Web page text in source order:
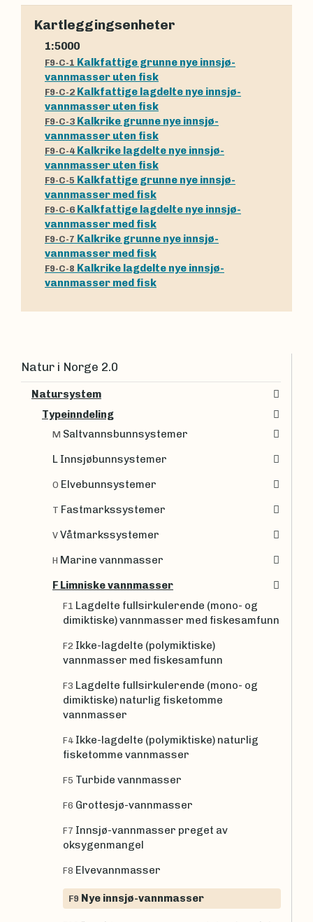
Kartleggingsenheter
1:5000
F9-C-1 Kalkfattige grunne nye innsjø-
vannmasser uten fisk
F9-C-2 Kalkfattige lagdelte nye innsjø-
vannmasser uten fisk
F9-C-3 Kalkrike grunne nye innsjø-
vannmasser uten fisk
F9-C-4 Kalkrike lagdelte nye innsjø-
vannmasser uten fisk
F9-C-5 Kalkfattige grunne nye innsjø-
vannmasser med fisk
F9-C-6 Kalkfattige lagdelte nye innsjø-
vannmasser med fisk
F9-C-7 Kalkrike grunne nye innsjø-
vannmasser med fisk
F9-C-8 Kalkrike lagdelte nye innsjø-
vannmasser med fisk
Natur i Norge 2.0
Natursystem
Typeinndeling
M Saltvannsbunnsystemer
L Innsjøbunnsystemer
O Elvebunnsystemer
T Fastmarkssystemer
V Våtmarkssystemer
H Marine vannmasser
F Limniske vannmasser
F1 Lagdelte fullsirkulerende (mono- og
dimiktiske) vannmasser med fiskesamfunn
F2 Ikke-lagdelte (polymiktiske)
vannmasser med fiskesamfunn
F3 Lagdelte fullsirkulerende (mono- og
dimiktiske) naturlig fisketomme
vannmasser
F4 Ikke-lagdelte (polymiktiske) naturlig
fisketomme vannmasser
F5 Turbide vannmasser
F6 Grottesjø-vannmasser
F7 Innsjø-vannmasser preget av
oksygenmangel
F8 Elvevannmasser
F9 Nye innsjø-vannmasser